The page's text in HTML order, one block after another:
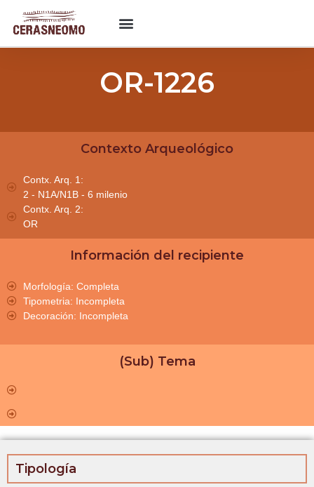
OR-1226
Contexto Arqueológico
Contx. Arq. 1:
2 - N1A/N1B - 6 milenio
Contx. Arq. 2:
OR
Información del recipiente
Morfología: Completa
Tipometria: Incompleta
Decoración: Incompleta
(Sub) Tema
Tipología